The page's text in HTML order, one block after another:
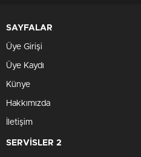
SAYFALAR
Üye Girişi
Üye Kaydı
Künye
Hakkımızda
İletişim
SERVİSLER 2